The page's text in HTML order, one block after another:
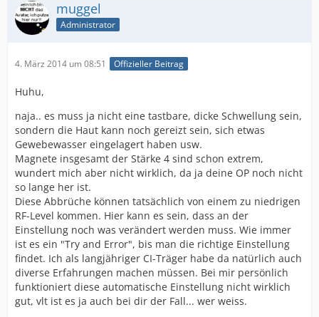
muggel
Administrator
4. März 2014 um 08:51 Offizieller Beitrag
Huhu,
naja.. es muss ja nicht eine tastbare, dicke Schwellung sein,
sondern die Haut kann noch gereizt sein, sich etwas
Gewebewasser eingelagert haben usw.
Magnete insgesamt der Stärke 4 sind schon extrem,
wundert mich aber nicht wirklich, da ja deine OP noch nicht
so lange her ist.
Diese Abbrüche können tatsächlich von einem zu niedrigen
RF-Level kommen. Hier kann es sein, dass an der
Einstellung noch was verändert werden muss. Wie immer
ist es ein "Try and Error", bis man die richtige Einstellung
findet. Ich als langjähriger CI-Träger habe da natürlich auch
diverse Erfahrungen machen müssen. Bei mir persönlich
funktioniert diese automatische Einstellung nicht wirklich
gut, vlt ist es ja auch bei dir der Fall... wer weiss.